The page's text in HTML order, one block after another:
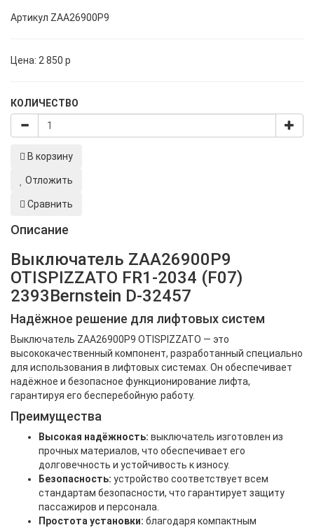
Артикул ZAA26900P9
Цена: 2 850 p
КОЛИЧЕСТВО
В корзину
Отложить
Сравнить
Описание
Выключатель ZAA26900P9
OTISPIZZATO FR1-2034 (F07)
2393Bernstein D-32457
Надёжное решение для лифтовых систем
Выключатель ZAA26900P9 OTISPIZZATO — это
высококачественный компонент, разработанный специально
для использования в лифтовых системах. Он обеспечивает
надёжное и безопасное функционирование лифта,
гарантируя его бесперебойную работу.
Преимущества
Высокая надёжность: выключатель изготовлен из
прочных материалов, что обеспечивает его
долговечность и устойчивость к износу.
Безопасность: устройство соответствует всем
стандартам безопасности, что гарантирует защиту
пассажиров и персонала.
Простота установки: благодаря компактным